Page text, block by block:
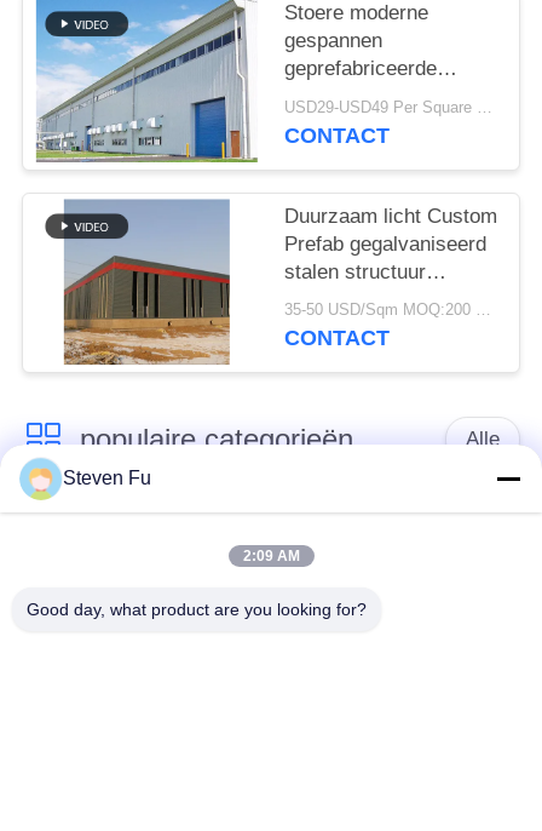
Stoere moderne
gespannen
geprefabriceerde
industriële
staalstructuur
USD29-USD49 Per Square Meter MOQ:200 vierkante meter
CONTACT
Duurzaam licht Custom
Prefab gegalvaniseerd
stalen structuur
magazijn voor opslag 35-50 USD/Sqm MOQ:200 vierkante meter
CONTACT
populaire categorieën Alle
stalen structuur
De Workshop van de
staalstructuur
de bouw van de
De vervaardiging van
Steven Fu
2:09 AM
Good day, what product are you looking for?